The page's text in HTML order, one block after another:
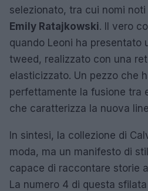
selezionato, tra cui nomi noti
Emily Ratajkowski. Il vero
quando Leoni ha presentato
tweed, realizzato con una
elasticizzato. Un pezzo che
perfettamente la fusione tra
che caratterizza la nuova
In sintesi, la collezione di
moda, ma un manifesto di
capace di raccontare storie
La numero 4 di questa